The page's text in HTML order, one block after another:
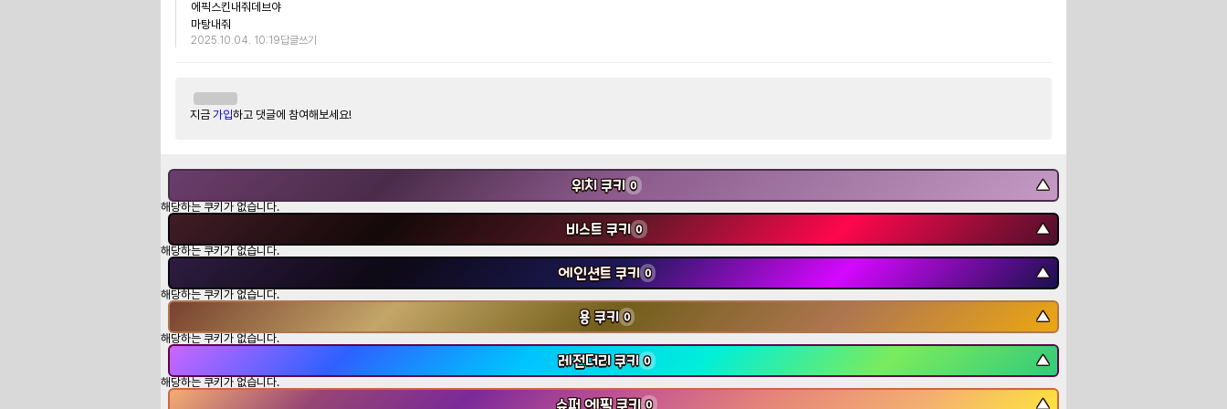
에픽스킨내줘데브야
마탕내줘
2025.10.04. 10:19답글쓰기
지금 가입하고 댓글에 참여해보세요!
위치 쿠키 0 ▼
해당하는 쿠키가 없습니다.
비스트 쿠키 0 ▼
해당하는 쿠키가 없습니다.
에인션트 쿠키 0 ▼
해당하는 쿠키가 없습니다.
용 쿠키 0 ▼
해당하는 쿠키가 없습니다.
레전더리 쿠키 0 ▼
해당하는 쿠키가 없습니다.
슈퍼 에픽 쿠키 0 ▼